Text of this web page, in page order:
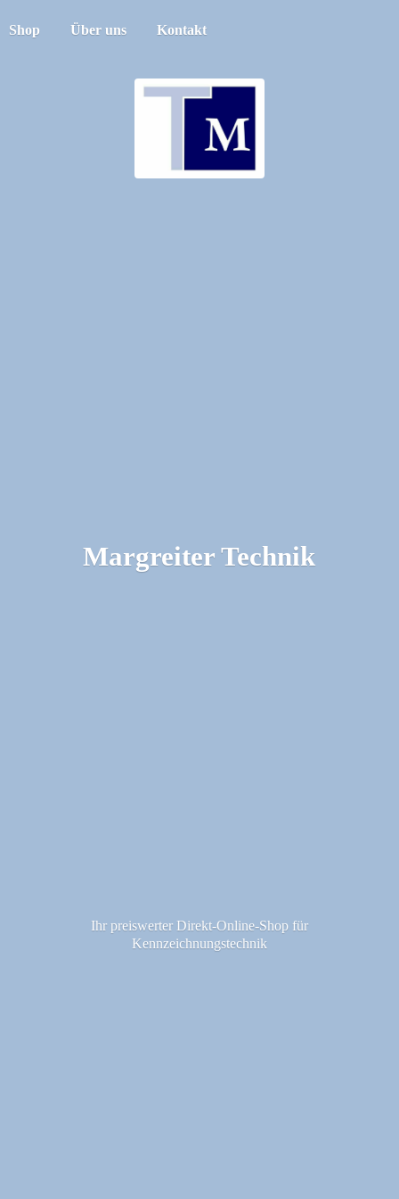
Shop Über uns Kontakt
Margreiter Technik
Ihr preiswerter Direkt-Online-Shop für
Kennzeichnungstechnik